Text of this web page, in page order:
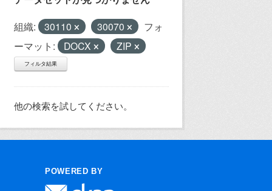
組織: 30110 30070
フォ
ーマット:
DOCX ZIP
フィルタ結果
他の検索を試してください。
POWERED BY